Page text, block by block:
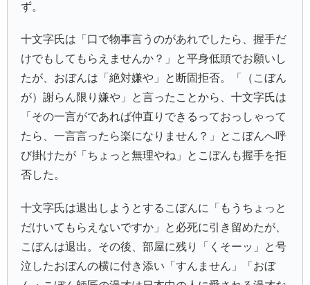
ず。
十文字氏は「口で物事言うのがあれでしたら、握手だ
けでもしてもらえませんか？」と平身低頭でお願いし
たが、おぼんは「絶対嫌や」と断固拒否。「（こぼん
が）謝らん限り嫌や」と言ったことから、十文字氏は
「その一言がであれば仲直りできるっておっしゃって
たら、一言言ったら楽になりません？」とこぼんへ呼
び掛けたが「ちょっと無理やね」とこぼんも握手を拒
否した。
十文字氏は退出しようとするこぼんに「もうちょっと
だけいてもらえないですか」と必死に引き留めたが、
こぼんは退出。その後、部屋に残り「くそーッ」と号
泣したおぼんの横に付き添い「すんません」「おぼ